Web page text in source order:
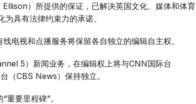
）所提供的保证，已解决英国文化、媒体和体育
具有法律约束力的承诺。
电视和点播服务将保留各自独立的编辑自主权。
5）新闻业务，在编辑权上将与CNN国际台
（CBS News）保持独立。
要里程碑”。